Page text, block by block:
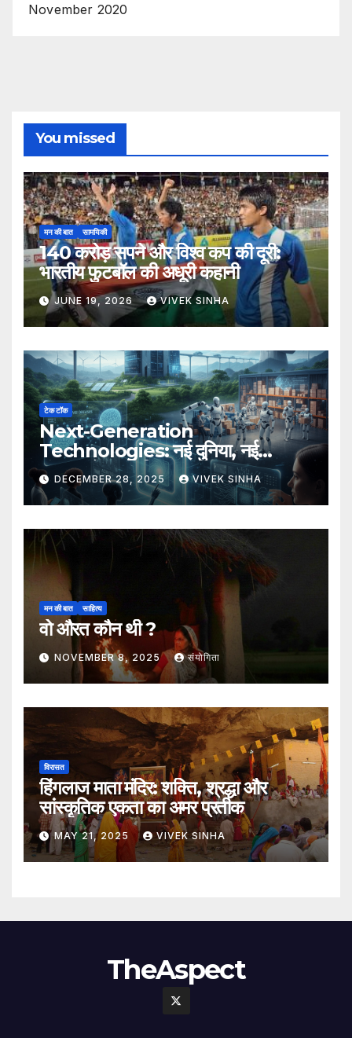
November 2020
You missed
मन की बात सामयिकी
140 करोड़ सपने और विश्व कप की दूरी:
भारतीय फुटबॉल की अधूरी कहानी
JUNE 19, 2026 VIVEK SINHA
टेक टॉक
Next-Generation
Technologies: नई दुनिया, नई
संभावनाएँ, नया भविष्य
DECEMBER 28, 2025 VIVEK SINHA
मन की बात साहित्य
वो औरत कौन थी ?
NOVEMBER 8, 2025 संयोगिता
विरासत
हिंगलाज माता मंदिर: शक्ति, श्रद्धा और
सांस्कृतिक एकता का अमर प्रतीक
MAY 21, 2025 VIVEK SINHA
TheAspect